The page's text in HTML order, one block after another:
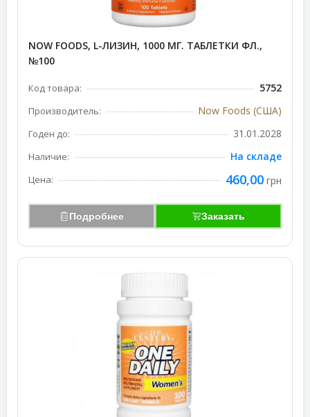
NOW FOODS, L-ЛИЗИН, 1000 МГ. ТАБЛЕТКИ ФЛ.,
№100
Код товара: 5752
Производитель: Now Foods (США)
Годен до: 31.01.2028
Наличие: На складе
Цена: 460,00 грн
Подробнее Заказать